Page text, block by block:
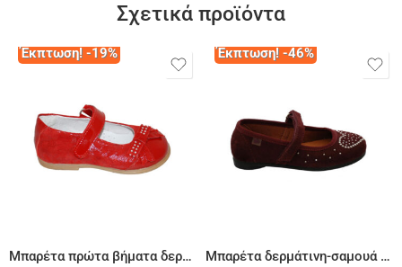
Σχετικά προϊόντα
Έκπτωση! -19%
Μπαρέτα πρώτα βήματα δερμάτινη σαμουά λουστρίνι κόκκινη
Έκπτωση! -46%
Μπαρέτα δερμάτινη-σαμουά σε μπορντό